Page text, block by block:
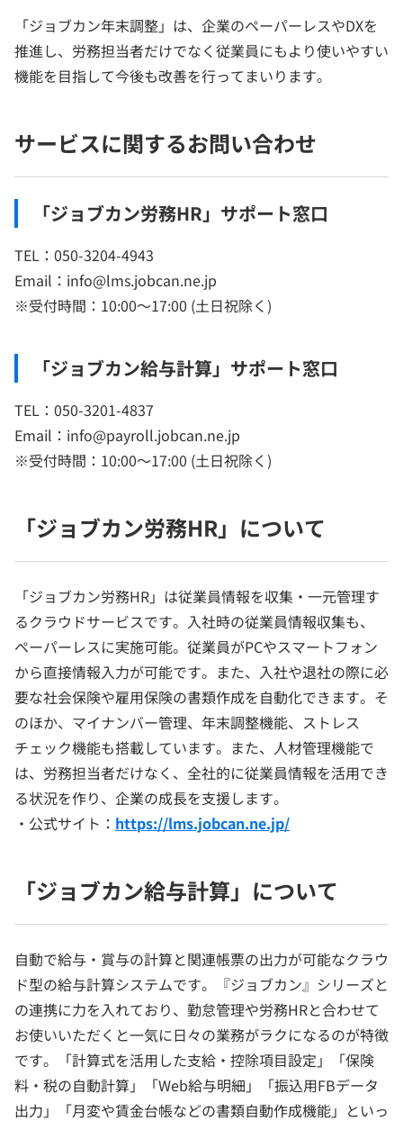
「ジョブカン年末調整」は、企業のペーパーレスやDXを
推進し、労務担当者だけでなく従業員にもより使いやすい
機能を目指して今後も改善を行ってまいります。
サービスに関するお問い合わせ
「ジョブカン労務HR」サポート窓口
TEL：050-3204-4943
Email：info@lms.jobcan.ne.jp
※受付時間：10:00～17:00 (土日祝除く)
「ジョブカン給与計算」サポート窓口
TEL：050-3201-4837
Email：info@payroll.jobcan.ne.jp
※受付時間：10:00～17:00 (土日祝除く)
「ジョブカン労務HR」について
「ジョブカン労務HR」は従業員情報を収集・一元管理す
るクラウドサービスです。入社時の従業員情報収集も、
ペーパーレスに実施可能。従業員がPCやスマートフォン
から直接情報入力が可能です。また、入社や退社の際に必
要な社会保険や雇用保険の書類作成を自動化できます。そ
のほか、マイナンバー管理、年末調整機能、ストレス
チェック機能も搭載しています。また、人材管理機能で
は、労務担当者だけなく、全社的に従業員情報を活用でき
る状況を作り、企業の成長を支援します。
・公式サイト： https://lms.jobcan.ne.jp/
「ジョブカン給与計算」について
自動で給与・賞与の計算と関連帳票の出力が可能なクラウ
ド型の給与計算システムです。『ジョブカン』シリーズと
の連携に力を入れており、勤怠管理や労務HRと合わせて
お使いいただくと一気に日々の業務がラクになるのが特徴
です。「計算式を活用した支給・控除項目設定」「保険
料・税の自動計算」「Web給与明細」「振込用FBデータ
出力」「月変や賃金台帳などの書類自動作成機能」といっ